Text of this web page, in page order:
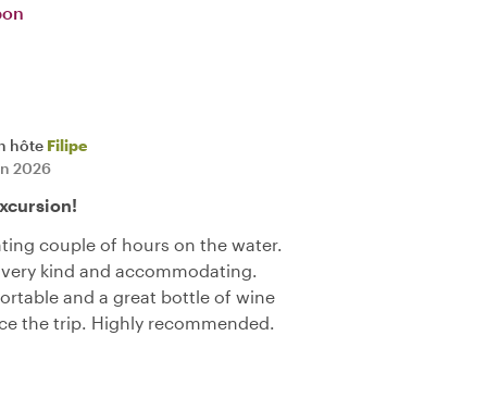
hôte Filipe
2026
couple of hours on the water.
kind and accommodating.
and a great bottle of wine
the trip. Highly recommended.